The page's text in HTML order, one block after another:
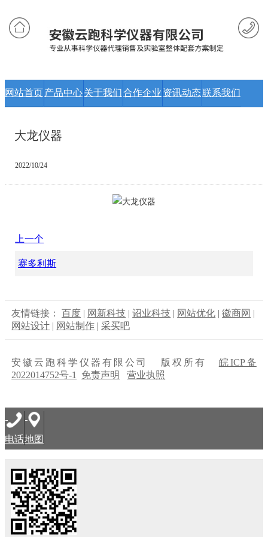
网站首页产品中心关于我们合作企业 资讯动态联系我们
大龙仪器
2022/10/24
上一个
赛多利斯
友情链接：百度 | 网新科技 |诏业科技 | 网站优化 |徽商网 |
网站设计 | 网站制作 |采买吧
安徽云跑科学仪器有限公司 版权所有 皖ICP备
2022014752号-1
免责声明 营业执照
电话地图